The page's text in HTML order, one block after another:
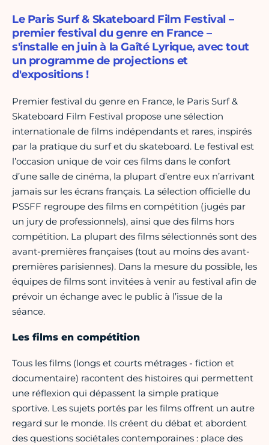
Le Paris Surf & Skateboard Film Festival –
premier festival du genre en France –
s'installe en juin à la Gaîté Lyrique, avec tout
un programme de projections et
d'expositions !
Premier festival du genre en France, le Paris Surf &
Skateboard Film Festival propose une sélection
internationale de films indépendants et rares, inspirés
par la pratique du surf et du skateboard. Le festival est
l’occasion unique de voir ces films dans le confort
d’une salle de cinéma, la plupart d’entre eux n’arrivant
jamais sur les écrans français. La sélection officielle du
PSSFF regroupe des films en compétition (jugés par
un jury de professionnels), ainsi que des films hors
compétition. La plupart des films sélectionnés sont des
avant-premières françaises (tout au moins des avant-
premières parisiennes). Dans la mesure du possible, les
équipes de films sont invitées à venir au festival afin de
prévoir un échange avec le public à l’issue de la
séance.
Les films en compétition
Tous les films (longs et courts métrages - fiction et
documentaire) racontent des histoires qui permettent
une réflexion qui dépassent la simple pratique
sportive. Les sujets portés par les films offrent un autre
regard sur le monde. Ils créent du débat et abordent
des questions sociétales contemporaines : place des